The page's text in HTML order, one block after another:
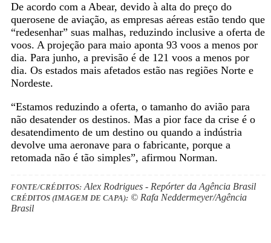
De acordo com a Abear, devido à alta do preço do
querosene de aviação, as empresas aéreas estão tendo que
“redesenhar” suas malhas, reduzindo inclusive a oferta de
voos. A projeção para maio aponta 93 voos a menos por
dia. Para junho, a previsão é de 121 voos a menos por
dia. Os estados mais afetados estão nas regiões Norte e
Nordeste.
“Estamos reduzindo a oferta, o tamanho do avião para
não desatender os destinos. Mas a pior face da crise é o
desatendimento de um destino ou quando a indústria
devolve uma aeronave para o fabricante, porque a
retomada não é tão simples”, afirmou Norman.
FONTE/CRÉDITOS:Alex Rodrigues - Repórter da Agência Brasil
CRÉDITOS (IMAGEM DE CAPA):© Rafa Neddermeyer/Agência
Brasil